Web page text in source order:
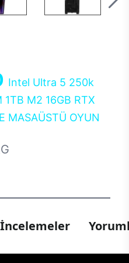
Intel Ultra 5 250k
M2 16GB RTX
MASAÜSTÜ OYUN
İncelemeler